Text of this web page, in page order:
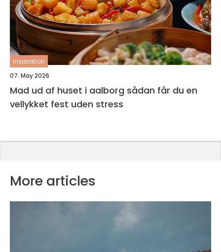
inspiration
07. May 2026
Mad ud af huset i aalborg sådan får du en
vellykket fest uden stress
More articles